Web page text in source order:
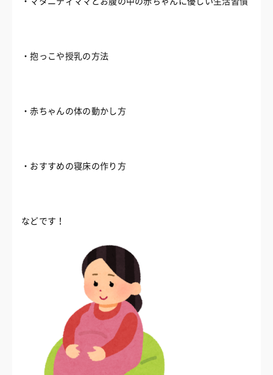
・抱っこや授乳の方法
・赤ちゃんの体の動かし方
・おすすめの寝床の作り方
などです！